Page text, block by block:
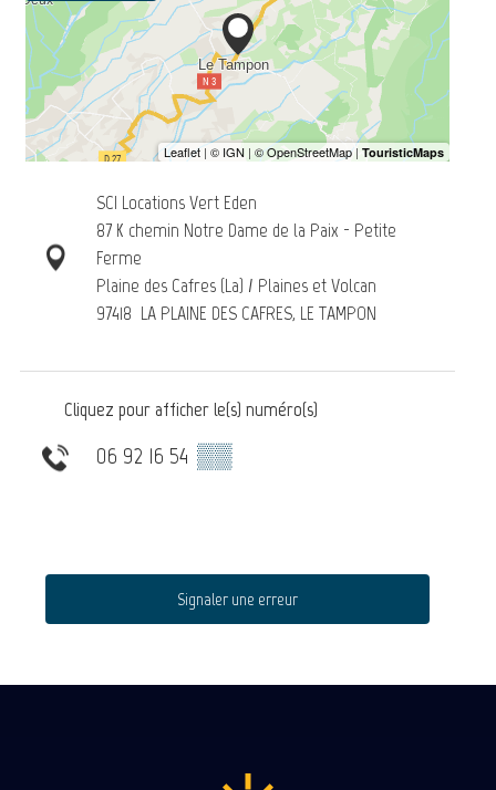
SCI Locations Vert Eden
87 K chemin Notre Dame de la Paix - Petite
Ferme
Plaine des Cafres (La) / Plaines et Volcan
97418 LA PLAINE DES CAFRES, LE TAMPON
Cliquez pour afficher le(s) numéro(s)
06 92 16 54 ▒▒
Signaler une erreur